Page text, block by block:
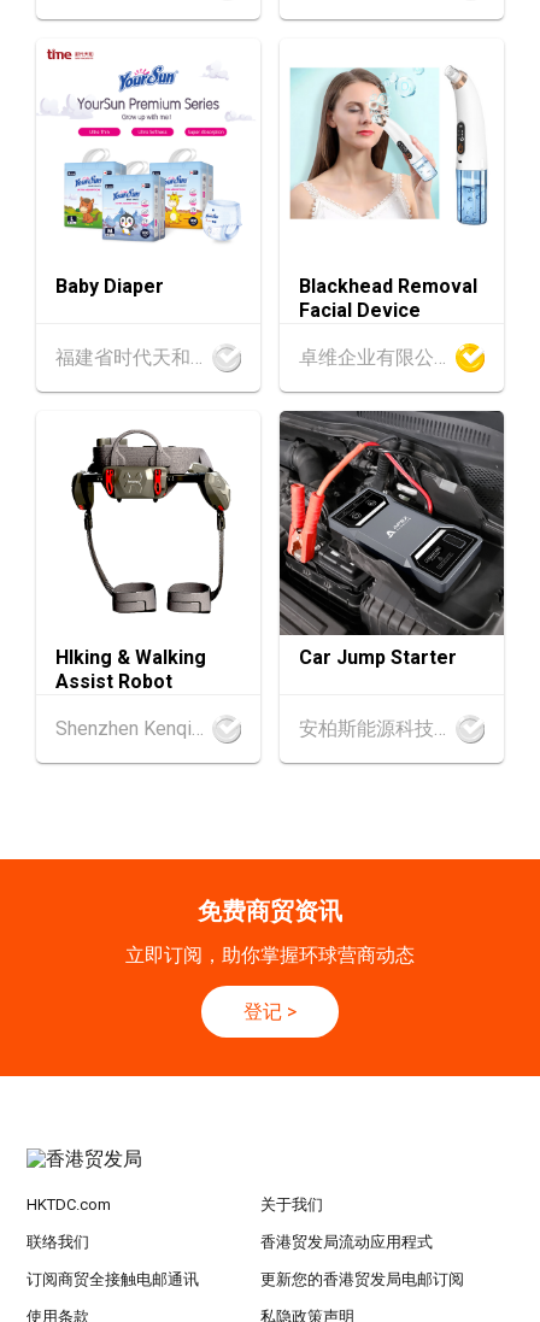
13-17
AUG
13.08.2026 - 17.08.2026
览中心)
25-27
AUG
中国内地
25.08.2026 - 27.08.2026
中国国际纺织⾯料及辅料（秋冬）博览会 (202
6年8月25至27日)
26
香港
26.08.2026
「中小企资援组」网络研讨会系列︰AI「资」
动触达全球
1-5
香港
01.09.2026 - 05.09.2026
国际名表荟萃 2026 (香港会议展览中心)
SEP
香港
01.09.2026 - 05.09.2026
香港贸发局香港钟表展 2026 (香港会议展览中
心)
02.09.2026 - 05.09.2026
香港国际时尚汇展 2026 (香港会议展览中心)
SEP
[数码学堂] 中小企业外贸超前部署2027：AI智
能体自动化 • 智能物流 • 贸易增长新布局
9-10
SEP
香港
09.09.2026 - 10.09.2026
一带一路高峰论坛2026
SEP
运输物流学会国际会议 2026
「香港好物节 (东盟)」2026
13.10.2026 - 16.10.2026
Baby Diaper
Blackhead Removal
Facial Device
HIking & Walking
Assist Robot
Shenzhen Kenqing Technology Co., Ltd.
Car Jump Starter
安柏斯能源科技有限公司
免费商贸资讯
立即订阅，助你掌握环球营商动态
登记 >
HKTDC.com 关于我们
联络我们 香港贸发局流动应用程式
订阅商贸全接触电邮通讯 更新您的香港贸发局电邮订阅
使用条款 私隐政策声明